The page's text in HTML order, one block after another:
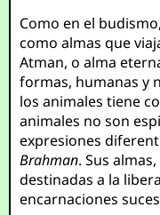
Como en el
como almas que
Atman, o alma
formas, humanas y
los animales tiene
animales no son
expresiones
Brahman. Sus
destinadas a la
encarnaciones